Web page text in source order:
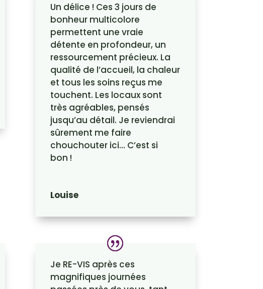
Un délice ! Ces 3 jours de
bonheur multicolore
permettent une vraie
détente en profondeur, un
ressourcement précieux. La
qualité de l’accueil, la chaleur
et tous les soins reçus me
touchent. Les locaux sont
très agréables, pensés
jusqu’au détail. Je reviendrai
sûrement me faire
chouchouter ici… C’est si
bon !
Louise
Je RE-VIS après ces
magnifiques journées